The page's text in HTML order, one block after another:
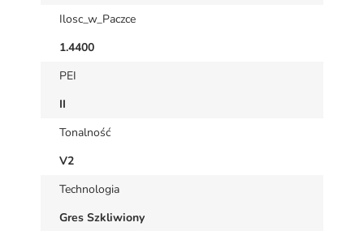
Ilosc_w_Paczce
1.4400
PEI
II
Tonalność
V2
Technologia
Gres Szkliwiony